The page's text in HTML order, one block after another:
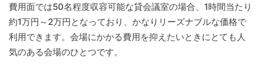
費用面では50名程度収容可能な貸会議室の場合、1時間当たり
約1万円～2万円となっており、かなりリーズナブルな価格で
利用できます。会場にかかる費用を抑えたいときにとても人
気のある会場のひとつです。